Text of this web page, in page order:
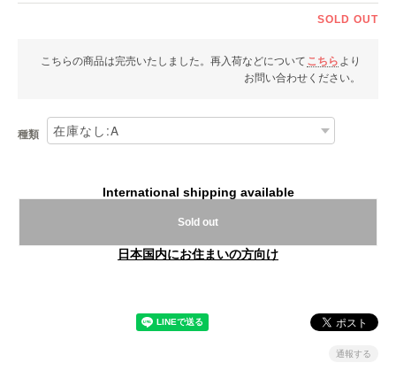
SOLD OUT
こちらの商品は完売いたしました。再入荷などについて こちら より
お問い合わせください。
種類
International shipping available
Sold out
日本国内にお住まいの方向け
通報する